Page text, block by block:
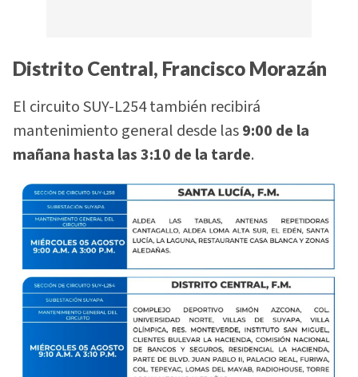
Distrito Central, Francisco Morazán
El circuito SUY-L254 también recibirá
mantenimiento general desde las9:00 de la
mañana hasta las 3:10 de la tarde.